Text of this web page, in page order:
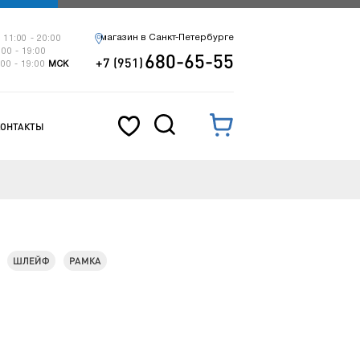
11:00 - 20:00
- 19:00
- 19:00
МСК
магазин в Санкт-Петербурге
+7 (951)680-65-55
ШЛЕЙФ РАМКА